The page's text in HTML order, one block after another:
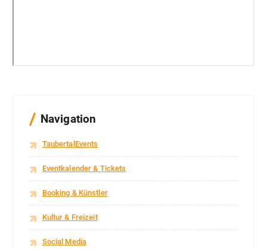
Navigation
TaubertalEvents
Eventkalender & Tickets
Booking & Künstler
Kultur & Freizeit
Social Media